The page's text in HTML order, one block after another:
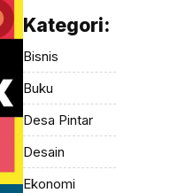
Kategori:
Bisnis
Buku
Desa Pintar
Desain
Ekonomi